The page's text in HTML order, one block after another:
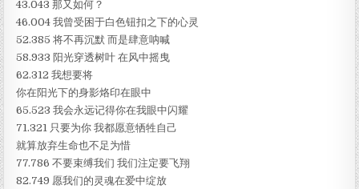
43.043 那又如何？
46.004 我曾受困于白色钮扣之下的心灵
52.385 将不再沉默 而是肆意呐喊
58.933 阳光穿透树叶 在风中摇曳
62.312 我想要将
你在阳光下的身影烙印在眼中
65.523 我会永远记得你在我眼中闪耀
71.321 只要为你 我都愿意牺牲自己
就算放弃生命也不足为惜
77.786 不要束缚我们 我们注定要飞翔
82.749 愿我们的灵魂在爱中绽放